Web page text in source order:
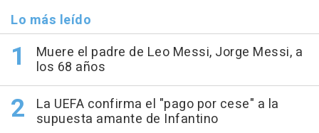
Lo más leído
Muere el padre de Leo Messi, Jorge Messi, a
los 68 años
La UEFA confirma el "pago por cese" a la
supuesta amante de Infantino